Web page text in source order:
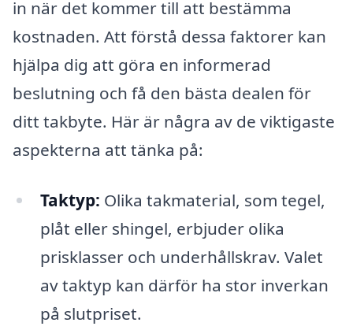
in när det kommer till att bestämma
kostnaden. Att förstå dessa faktorer kan
hjälpa dig att göra en informerad
beslutning och få den bästa dealen för
ditt takbyte. Här är några av de viktigaste
aspekterna att tänka på:
Taktyp: Olika takmaterial, som tegel,
plåt eller shingel, erbjuder olika
prisklasser och underhållskrav. Valet
av taktyp kan därför ha stor inverkan
på slutpriset.